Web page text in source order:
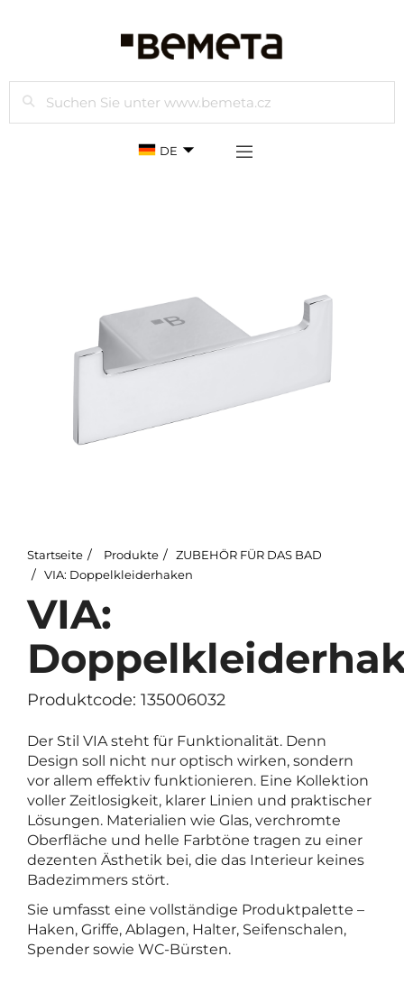
Suchen
DE
Startseite Produkte
ZUBEHÖR FÜR DAS BAD
VIA: Doppelkleiderhaken
VIA:
Produktcode: 135006032
Der Stil VIA steht für Funktionalität. Denn
Design soll nicht nur optisch wirken, sondern
vor allem effektiv funktionieren. Eine Kollektion
voller Zeitlosigkeit, klarer Linien und praktischer
Lösungen. Materialien wie Glas, verchromte
Oberfläche und helle Farbtöne tragen zu einer
dezenten Ästhetik bei, die das Interieur keines
Badezimmers stört.
Sie umfasst eine vollständige Produktpalette –
Haken, Griffe, Ablagen, Halter, Seifenschalen,
Spender sowie WC-Bürsten.